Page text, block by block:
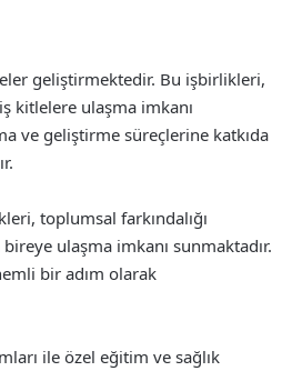
geliştirmektedir. Bu işbirlikleri,
kitlelere ulaşma imkanı
ve geliştirme süreçlerine katkıda
toplumsal farkındalığı
ulaşma imkanı sunmaktadır.
bir adım olarak
ile özel eğitim ve sağlık